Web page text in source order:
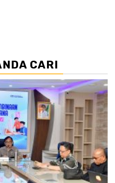
CARI